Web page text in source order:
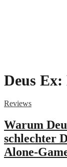
Deus
Reviews
Warum
schlechter
Alone-